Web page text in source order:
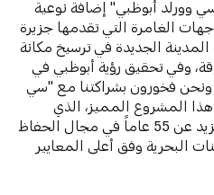
وورلد أبوظبي" إضافة نوعية
الغامرة التي تقدمها جزيرة
الجديدة في ترسيخ مكانة
وفي تحقيق رؤية أبوظبي في
ونحن فخورون بشراكتنا مع "سي
المشروع المميز، الذي
يستفيد من خبرة الشركة التي تزيد عن 55 عاماً في مجال الحفاظ
البحرية وفق أعلى المعايير